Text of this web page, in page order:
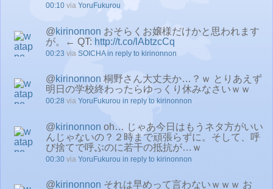
00:10 via YoruFukurou
@kirinonnon おそらくお嬢様だけかと思われます
が。← QT: http://t.co/lAbtzcCq
00:23 via SOICHA in reply to kirinonnon
@kirinonnon 桐野さん大丈夫か…？ｗ とりあえず
明日の学校終わったらゆっくり休みなさいｗｗ
00:28 via YoruFukurou in reply to kirinonnon
@kirinonnon oh… じゃあ今日はもうネタ方がいい
んじゃないの？２時まで頑張らずに。そして、呼
び捨てで呼ぶのに若干の抵抗が…ｗ
00:30 via YoruFukurou in reply to kirinonnon
@kirinonnon それは早めって言わないｗｗｗ お